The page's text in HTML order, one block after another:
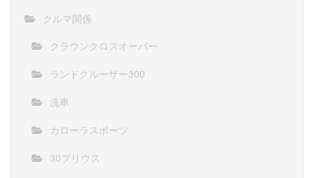
クルマ関係
クラウンクロスオーバー
ランドクルーザー300
洗車
カローラスポーツ
30プリウス